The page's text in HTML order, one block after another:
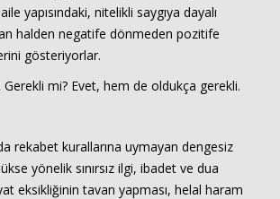
yapısındaki, nitelikli saygıya dayalı
halden negatife dönmeden pozitife
gösteriyorlar.
mi? Evet, hem de oldukça gerekli.
rekabet kurallarına uymayan dengesiz
yönelik sınırsız ilgi, ibadet ve dua
eksikliğinin tavan yapması, helal haram